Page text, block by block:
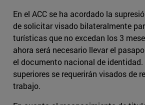
En el ACC se ha acordado la
de solicitar visado bilateralmente
turísticas que no excedan los 3
ahora será necesario llevar el
el documento nacional de
superiores se requerirán visados de
trabajo.